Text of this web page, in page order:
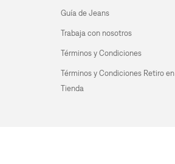
Guía de Jeans
Trabaja con nosotros
Términos y Condiciones
Términos y Condiciones Retiro en
Tienda